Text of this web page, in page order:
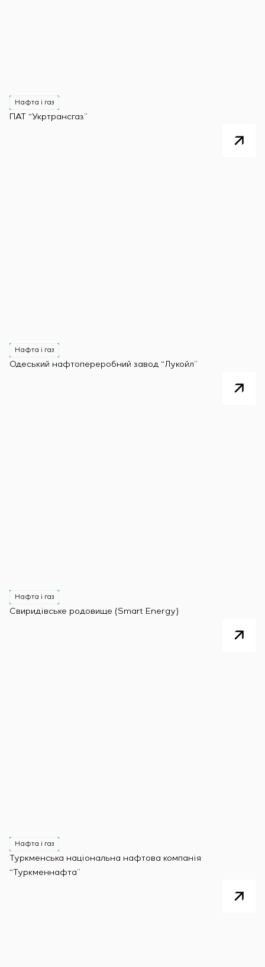
Нафта і газ
ПАТ “Укртрансгаз”
Нафта і газ
Одеський нафтопереробний завод “Лукойл”
Нафта і газ
Свиридівське родовище (Smart Energy)
Нафта і газ
Туркменська національна нафтова компанія
“Туркменнафта”